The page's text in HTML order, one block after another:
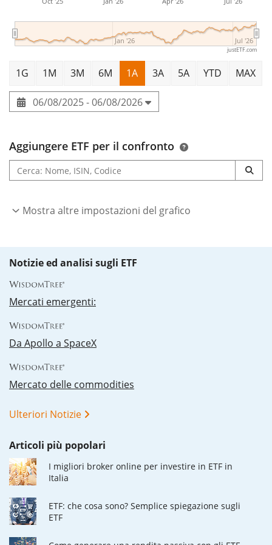
Jan '26 Jul '26
justETF.com
1G 1M 3M 6M 1A 3A 5A YTD MAX
06/08/2025 - 06/08/2026
Aggiungere ETF per il confronto
Mostra altre impostazioni del grafico
Notizie ed analisi sugli ETF
Mercati emergenti:
Da Apollo a SpaceX
Mercato delle commodities
Ulteriori Notizie
Articoli più popolari
I migliori broker online per investire in ETF in
Italia
ETF: che cosa sono? Semplice spiegazione sugli
ETF